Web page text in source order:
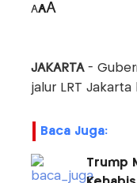
AAA
JAKARTA -
jalur LRT Jakarta
Baca Juga:
Trump